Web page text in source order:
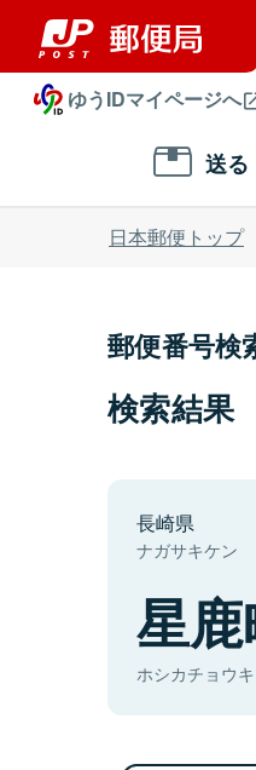
ゆうIDマイページへ
送る
日本郵便トップ
郵便番号検
検索結果
長崎県
ナガサキケン
星
ホシカチョウ